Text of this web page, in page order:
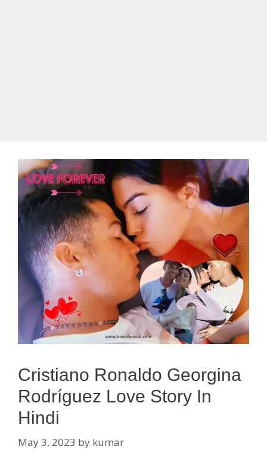
Cristiano Ronaldo Georgina
Rodríguez Love Story In
Hindi
May 3, 2023 by kumar